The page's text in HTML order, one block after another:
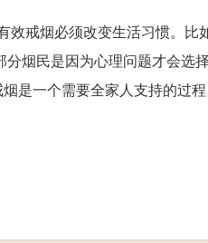
效戒烟必须改变生活习惯。比
烟民是因为心理问题才会选
是一个需要全家人支持的过